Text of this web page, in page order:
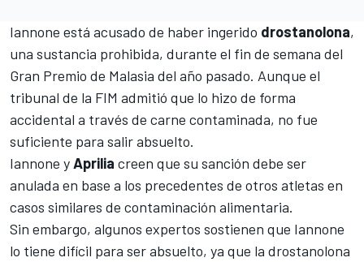
Iannone está acusado de haber ingerido drostanolona,
una sustancia prohibida, durante el fin de semana del
Gran Premio de Malasia del año pasado. Aunque el
tribunal de la FIM admitió que lo hizo de forma
accidental a través de carne contaminada, no fue
suficiente para salir absuelto.
Iannone yAprilia creen que su sanción debe ser
anulada en base a los precedentes de otros atletas en
casos similares de contaminación alimentaria.
Sin embargo, algunos expertos sostienen que Iannone
lo tiene difícil para ser absuelto, ya que la drostanolona